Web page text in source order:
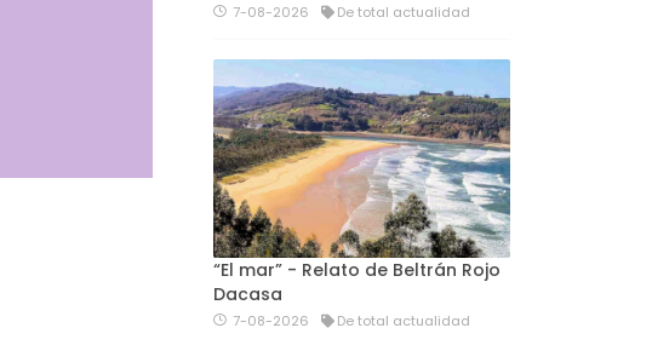
7-08-2026 De total actualidad
“El mar” - Relato de Beltrán Rojo
Dacasa
7-08-2026 De total actualidad